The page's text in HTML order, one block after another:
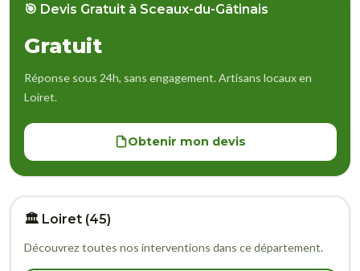
🎯 Devis Gratuit à Sceaux-du-Gâtinais
Gratuit
Réponse sous 24h, sans engagement. Artisans locaux en
Loiret.
Obtenir mon devis
🏛️ Loiret (45)
Découvrez toutes nos interventions dans ce département.